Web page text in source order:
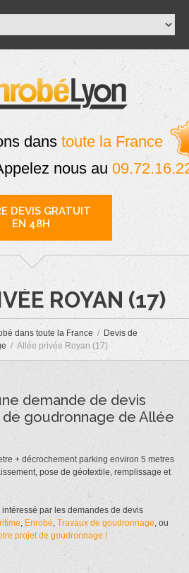
dans toute la France
nous au
DEVIS GRATUIT
EN 48H
ROYAN (17)
dans toute la France
Devis de
Allée privée Royan (17)
demande de devis
goudronnage de Allée
+ décrochement parking environ 5 metres
pose de géotextile, remplissage et
par les demandes de devis
Enrobé Travaux de goudronnage , ou
projet de goudronnage !